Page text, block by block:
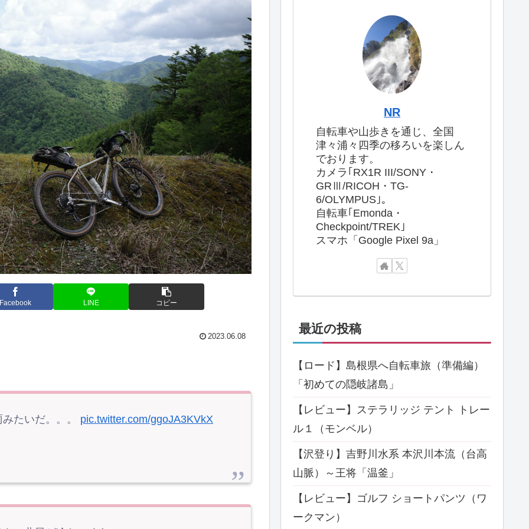
Facebook LINE コピー
2023.06.08
たいだ。。。 pic.twitter.com/ggoJA3KVkX
NR
自転車や山歩きを通じ、全国
津々浦々四季の移ろいを楽しん
でおります。
カメラ｢RX1R III/SONY・
GRⅢ/RICOH・TG-
6/OLYMPUS｣。
自転車｢Emonda・
Checkpoint/TREK｣
スマホ「Google Pixel 9a」
最近の投稿
【ロード】島根県へ自転車旅（準備編）
「初めての隠岐諸島」
【レビュー】ステラリッジ テント トレー
ル１（モンベル）
【沢登り】吉野川水系 本沢川本流（台高
山脈）～王将「温釜」
【レビュー】ゴルフ ショートパンツ（ワ
ークマン）